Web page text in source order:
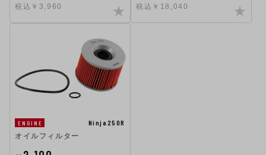
税込￥3,960 税込￥18,040
ENGINE
Ninja250R
オイルフィルター